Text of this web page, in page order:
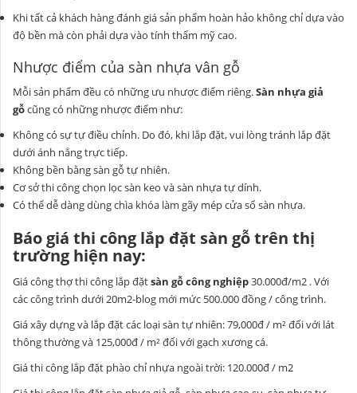
Khi tất cả khách hàng đánh giá sản phẩm hoàn hảo không chỉ dựa vào
độ bền mà còn phải dựa vào tính thẩm mỹ cao.
Nhược điểm của sàn nhựa vân gỗ
Mỗi sản phẩm đều có những ưu nhược điểm riêng.Sàn nhựa giả
gỗcũng có những nhược điểm như:
Không có sự tự điều chỉnh. Do đó, khi lắp đặt, vui lòng tránh lắp đặt
dưới ánh nắng trực tiếp.
Không bền bằng sàn gỗ tự nhiên.
Cơ sở thi công chọn lọc sàn keo và sàn nhựa tự dính.
Có thể dễ dàng dùng chìa khóa làm gãy mép cửa sổ sàn nhựa.
Báo giá thi công lắp đặt sàn gỗ trên thị
trường hiện nay:
Giá công thợ thi công lắp đặtsàn gỗ công nghiệp30.000đ/m2 . Với
các công trình dưới 20m2-blog mới mức 500.000 đồng / công trình.
Giá xây dựng và lắp đặt các loại sàn tự nhiên: 79,000đ / m² đối với lát
thông thường và 125,000đ / m² đối với gạch xương cá.
Giá thi công lắp đặt phào chỉ nhựa ngoài trời: 120.000đ / m2